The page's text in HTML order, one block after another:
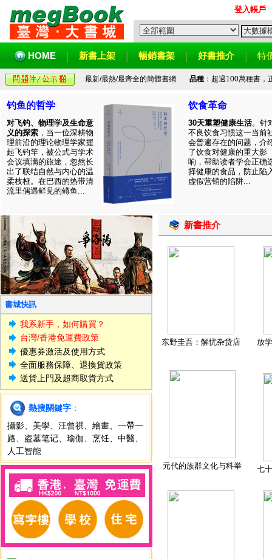
登入帳戶
HOME 新書上架 暢銷書架 好書推介 特
最新/最熱/最齊全的簡體書網 品種：超過100萬種書，
钓鱼的哲学
对飞钓、物理学及生命意
义的探索 ，当一位深耕物
理前沿的理论物理学家握
起飞钓竿，被公式与学术
会议填满的旅途，忽然长
出了联结自然与内心的温
柔枝桠。在巴西的热带清
流里偶遇鲜见的鳟鱼...
饮食革命
30天重塑健康生活。针
不良饮食习惯这一当前
会普遍存在的问题，介
了饮食对健康的重大影
响，帮助读者学会正确
择健康的食品，防止陷
虚假营销的陷阱...
書城快訊
我系新手，如何購買？
台灣/香港免運費政策
優惠券激活及使用方式
全面服務保障、退換貨政策
送貨上門及超商取貨方式
熱搜關鍵字 ：
攝影
美學 汪曾祺 繪畫
一帶一
路
盗墓笔记 瑜伽 烹饪 中醫
人工智能
新書推介
东野圭吾：解忧杂货店 放
元代的族群文化与科举 七